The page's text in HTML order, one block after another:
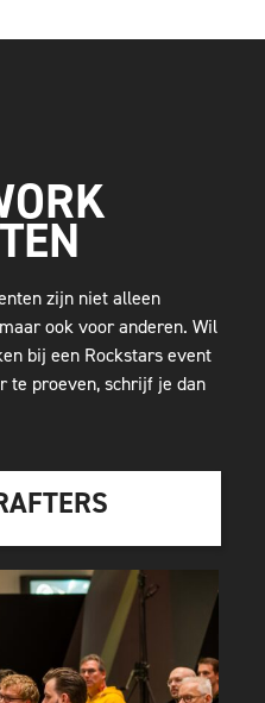
zijn niet alleen
ook voor anderen. Wil
bij een Rockstars event
te proeven, schrijf je dan